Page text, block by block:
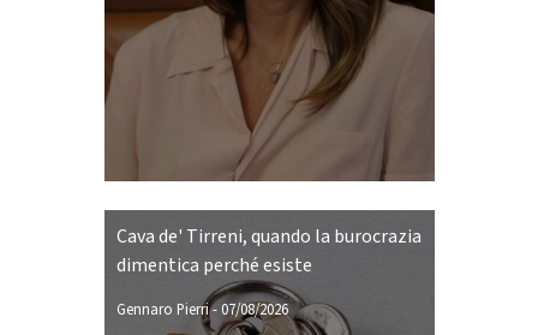
Cava de' Tirreni, quando la burocrazia
dimentica perché esiste
Gennaro Pierri- 07/08/2026